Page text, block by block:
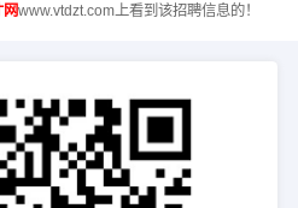
网www.vtdzt.com上看到该招聘信息的！